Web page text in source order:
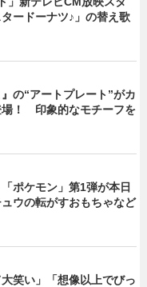
ードーナツ♪」の替え歌
』の“アートプレート”がカ
場！ 印象的なモチーフを
ポケモン」第1弾が本日
ウの転がすおもちゃなど
大笑い」「想像以上でびっ